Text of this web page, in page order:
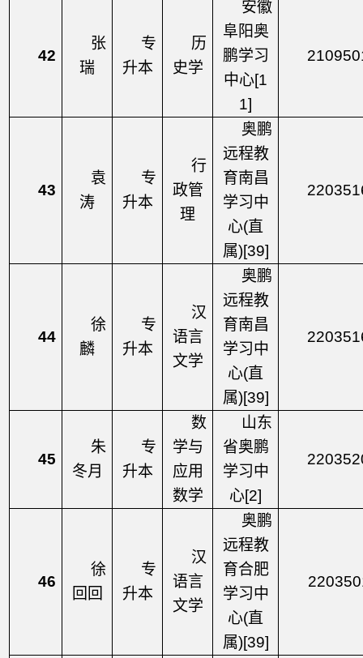
42
张
瑞
专
升本
历
史学
安徽
阜阳奥
鹏学习
中心[1
1]
43
袁
涛
专
升本
行
政管
理
奥鹏
远程教
育南昌
学习中
心(直
属)[39]
44
徐
麟
专
升本
汉
语言
文学
奥鹏
远程教
育南昌
学习中
心(直
属)[39]
45
朱
冬月
专
升本
数
学与
应用
数学
山东
省奥鹏
学习中
心[2]
46
徐
回回
专
升本
汉
语言
文学
奥鹏
远程教
育合肥
学习中
心(直
属)[39]